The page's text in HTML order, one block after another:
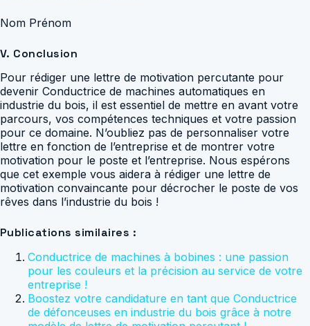
Nom Prénom
V. Conclusion
Pour rédiger une lettre de motivation percutante pour
devenir Conductrice de machines automatiques en
industrie du bois, il est essentiel de mettre en avant votre
parcours, vos compétences techniques et votre passion
pour ce domaine. N’oubliez pas de personnaliser votre
lettre en fonction de l’entreprise et de montrer votre
motivation pour le poste et l’entreprise. Nous espérons
que cet exemple vous aidera à rédiger une lettre de
motivation convaincante pour décrocher le poste de vos
rêves dans l’industrie du bois !
Publications similaires :
Conductrice de machines à bobines : une passion
pour les couleurs et la précision au service de votre
entreprise !
Boostez votre candidature en tant que Conductrice
de défonceuses en industrie du bois grâce à notre